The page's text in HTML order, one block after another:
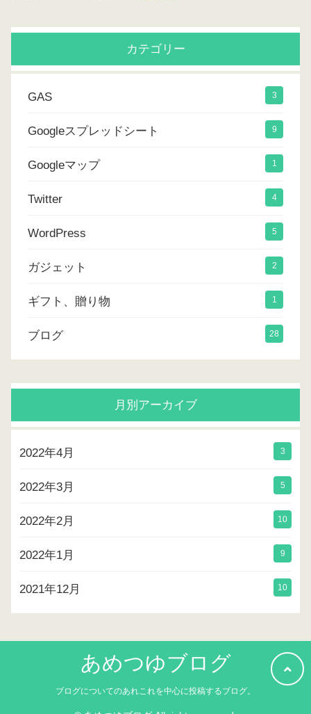
カテゴリー
GAS 3
Googleスプレッドシート 9
Googleマップ 1
Twitter 4
WordPress 5
ガジェット 2
ギフト、贈り物 1
ブログ 28
月別アーカイブ
2022年4月 3
2022年3月 5
2022年2月 10
2022年1月 9
2021年12月 10
あめつゆブログ
ブログについてのあれこれを中心に投稿するブログ。